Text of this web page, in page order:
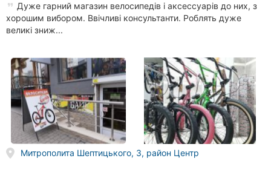
Дуже гарний магазин велосипедів і аксессуарів до них, з
хорошим вибором. Ввічливі консультанти. Роблять дуже
великі зниж...
Митрополита Шептицького, 3, район Центр